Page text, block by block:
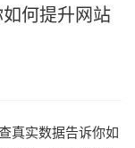
何提升网站
真实数据告诉你如